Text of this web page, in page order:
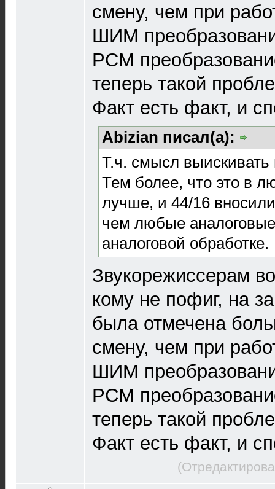
смену, чем при
ШИМ
РСМ
теперь такой
Факт есть факт, и
Abizian писал(а):
Т.ч. смысл выискивать
Тем более, что это в
лучше, и 44/16
чем любые
аналоговой обработке.
Звукорежиссерам
кому не пофиг, на
была отмечена
смену, чем при
ШИМ
РСМ
теперь такой
Факт есть факт, и